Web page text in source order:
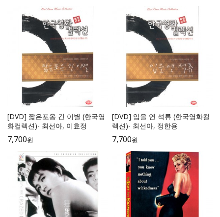
[DVD] 짧은포옹 긴 이별 (한국영
화컬렉션)- 최선아, 이효정
7,700원
[DVD] 입을 연 석류 (한국영화컬
렉션)- 최선아, 정한용
7,700원